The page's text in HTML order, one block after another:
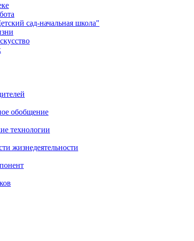
сад-начальная школа"
обобщение
технологии
жизнедеятельности